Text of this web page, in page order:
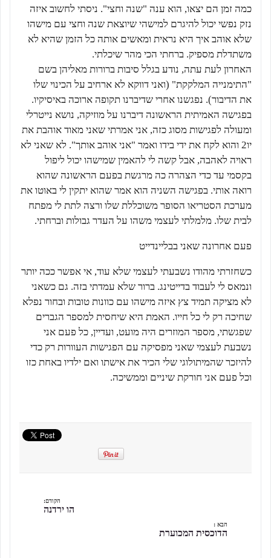
כמה זמן הם יצאו, הוא ענה "שנה וחצי". ניסתי לחשוב איזה
נזק נפשי יכול להיגרם למישהי שיוצאת שנה וחצי עם מישהו
שלא אוהב איך היא נראית ומאשים אותה כל הזמן שהיא לא
משתדלת מספיק. ברחתי הכי מהר שיכלתי.
האחרון לעת עתה, נודע בגלל סיבות ברורות מאליהן בשם
"התימנייה המלקקת" (ואני דווקא לא ארחיב על הכינוי שלו
את הדיבור). נפגשנו אחרי שדיברנו תקופה ארוכה באיסיקיו.
בפגישה האמיתית הראשונה דיברנו על מוזיקה, נושא נייטרלי
ומעולה לפגישות מסוג כזה, אני אמרתי שאני מאוד אוהבת את
יו2 והוא לקח את ידי בידו ואמר "אני אוהב אותך". לא שאני לא
ראויה לאהבה, אבל קשה לי להאמין שמישהו יכול ליפול
בקסמי עד כדי הצהרה כה מרגשת בפעם הראשונה שהוא
רואה אותי. בפגישה השניה הוא אמר שהוא יתקין לי באוטו את
מערכת הסטריאו הסופר משוכללת שלו ורצה לתת לי מפתח
לבית שלו. מלמלתי לעצמי משהו על העדר גבולות וברחתי.
פעם אחרונה שאני בבליינדייט
כשחזרתי מהודו נשבעתי לעצמי שלא עוד, אי אפשר ככה יותר
ונמאס לי לעבוד בדייטינג. ברור שלא עמדתי בזה. גם כשאני
לא מציקה תמיד צץ איזה מישהו עם כוונות טובות ובחור נפלא
שחיכה רק לי כל חייו. האמת היא שיחסית למספר הגברים
שפגשתי, מספר המוזרים היה מועט, ועדיין, כל פעם אני
נשבעת לעצמי שאני מפסיקה עם הפגישות העוורות רק כדי
להיזכר שהמיתולוגי שלי הכיר את אישתו ואם ילדיו באחת כזו
וכל פעם אני חורקת שיניים וממשיכה.
הקודם:
הו ירדנה
הבא :
הדוכסית המכוערת